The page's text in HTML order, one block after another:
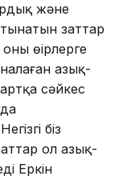
және
заттар
өңірлерге
азық-
сәйкес
біз
ол азық-
Еркін